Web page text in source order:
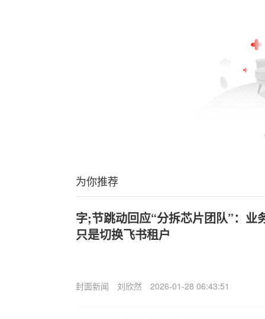
为你推荐
字;节跳动回应“分拆芯片团队”：业
只是切换飞书租户
封面新闻 刘欣然 2026-01-28 06:43:51